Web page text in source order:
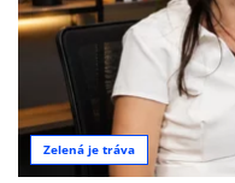
Zelená je tráva